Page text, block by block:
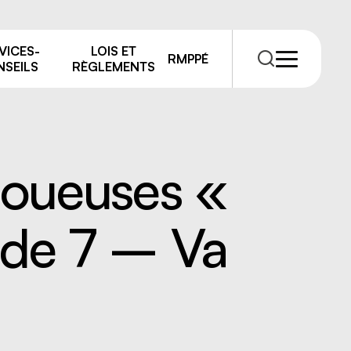
LOIS ET
RÈGLEMENTS
RMPPÉ
«
7 – Va